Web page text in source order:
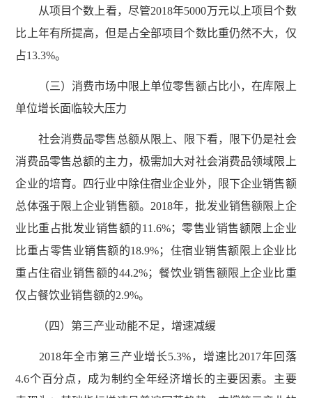
从项目个数上看，尽管2018年5000万元以上项目个数
比上年有所提高，但是占全部项目个数比重仍然不大，仅
占13.3%。
（三）消费市场中限上单位零售额占比小，在库限上
单位增长面临较大压力
社会消费品零售总额从限上、限下看，限下仍是社会
消费品零售总额的主力，极需加大对社会消费品领域限上
企业的培育。四行业中除住宿业企业外，限下企业销售额
总体强于限上企业销售额。2018年，批发业销售额限上企
业比重占批发业销售额的11.6%；零售业销售额限上企业
比重占零售业销售额的18.9%；住宿业销售额限上企业比
重占住宿业销售额的44.2%；餐饮业销售额限上企业比重
仅占餐饮业销售额的2.9%。
（四）第三产业动能不足，增速减缓
2018年全市第三产业增长5.3%，增速比2017年回落
4.6个百分点，成为制约全年经济增长的主要因素。主要